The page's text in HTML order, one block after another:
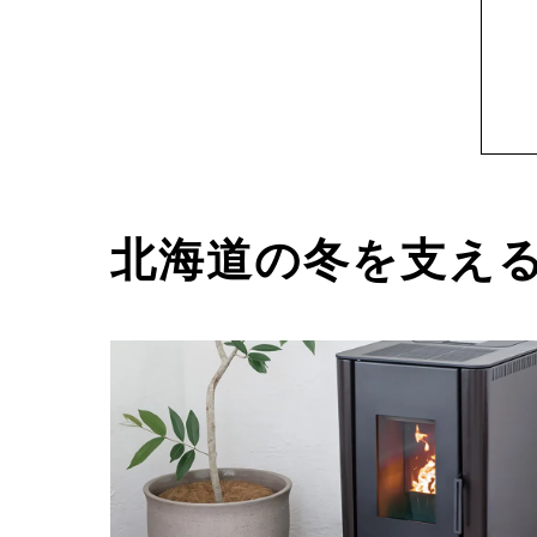
北海道の冬を支え